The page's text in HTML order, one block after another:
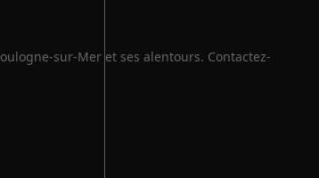
sur-Mer et ses alentours. Contactez-